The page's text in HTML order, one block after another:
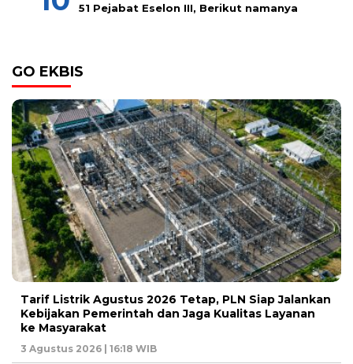
51 Pejabat Eselon III, Berikut namanya
GO EKBIS
Tarif Listrik Agustus 2026 Tetap, PLN Siap Jalankan
Kebijakan Pemerintah dan Jaga Kualitas Layanan
ke Masyarakat
3 Agustus 2026 | 16:18 WIB